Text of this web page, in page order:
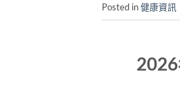
Posted in健康資訊